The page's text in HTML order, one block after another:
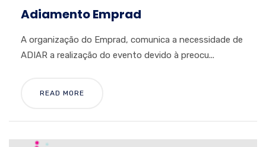
Adiamento Emprad
A organização do Emprad, comunica a necessidade de
ADIAR a realização do evento devido à preocu...
READ MORE